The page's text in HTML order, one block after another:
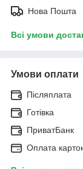
Нова Пошта
Всі умови
Умови оплати
Післяплата
Готівка
ПриватБанк
Оплата